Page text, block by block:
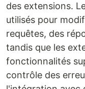
des extensions.
utilisés pour
requêtes, des
tandis que les
fonctionnalités
contrôle des